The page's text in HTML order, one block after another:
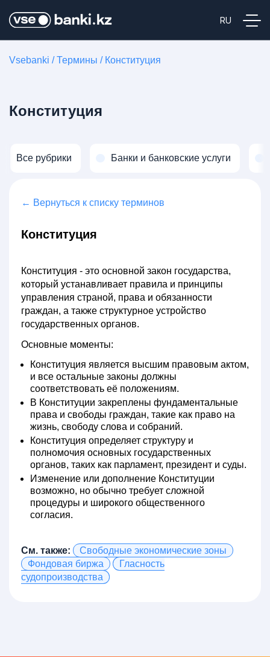
Vsebanki /Термины / Конституция
Конституция
Все рубрики Банки и банковские услуги
← Вернуться к списку терминов
Конституция
Конституция - это основной закон государства,
который устанавливает правила и принципы
управления страной, права и обязанности
граждан, а также структурное устройство
государственных органов.
Основные моменты:
Конституция является высшим правовым актом,
и все остальные законы должны
соответствовать её положениям.
В Конституции закреплены фундаментальные
права и свободы граждан, такие как право на
жизнь, свободу слова и собраний.
Конституция определяет структуру и
полномочия основных государственных
органов, таких как парламент, президент и суды.
Изменение или дополнение Конституции
возможно, но обычно требует сложной
процедуры и широкого общественного
согласия.
См. также:
Свободные экономические зоны
Фондовая биржа
Гласность
судопроизводства